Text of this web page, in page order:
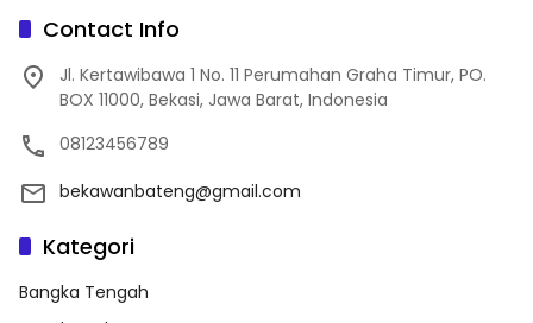
Contact Info
Jl. Kertawibawa 1 No. 11 Perumahan Graha Timur, PO.
BOX 11000, Bekasi, Jawa Barat, Indonesia
08123456789
bekawanbateng@gmail.com
Kategori
Bangka Tengah